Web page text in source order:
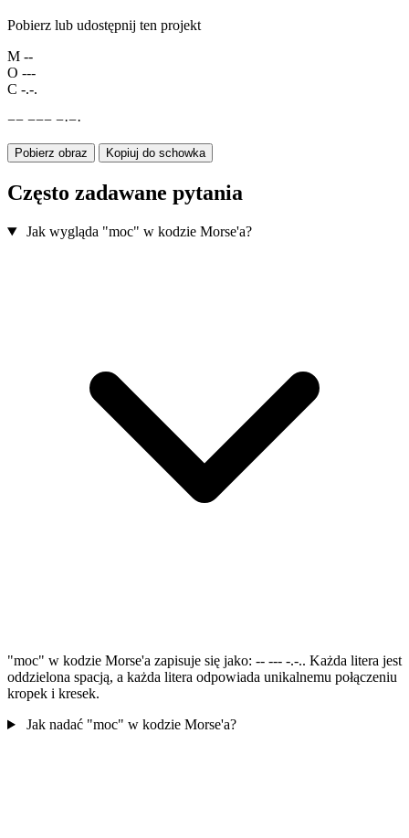
Pobierz lub udostępnij ten projekt
M --
O ---
C -.-.
−− −−− −·−·
Pobierz obraz Kopiuj do schowka
Często zadawane pytania
Jak wygląda "moc" w kodzie Morse'a?
"moc" w kodzie Morse'a zapisuje się jako: -- --- -.-.. Każda litera jest
oddzielona spacją, a każda litera odpowiada unikalnemu połączeniu
kropek i kresek.
Jak nadać "moc" w kodzie Morse'a?